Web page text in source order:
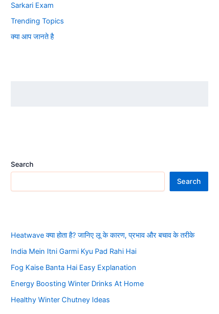
Sarkari Exam
Trending Topics
क्या आप जानते है
Search
Search
Heatwave क्या होता है? जानिए लू के कारण, प्रभाव और बचाव के तरीके
India Mein Itni Garmi Kyu Pad Rahi Hai
Fog Kaise Banta Hai Easy Explanation
Energy Boosting Winter Drinks At Home
Healthy Winter Chutney Ideas